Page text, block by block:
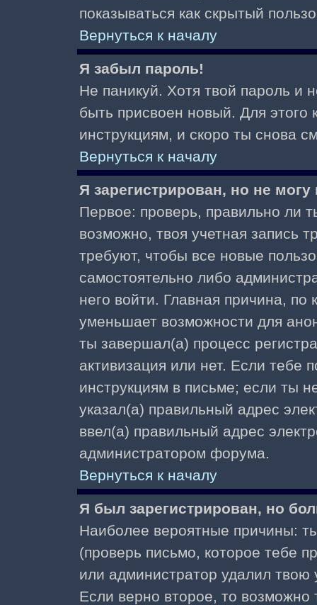
показываться как скрытый
Вернуться к началу
Я забыл пароль!
Не паникуй. Хотя твой пароль и
быть присвоен новый. Для этого
инструкциям, и скоро ты снова
Вернуться к началу
Я зарегистрирован, но не могу
Первое: проверь, правильно ли
возможно, твоя учетная запись
требуют, чтобы все новые
самостоятельно либо
него войти. Главная причина,
уменьшает возможности для
ты завершал(а) процесс
активизация или нет. Если тебе
инструкциям в письме; если ты
указал(а) правильный адрес
ввел(а) правильный адрес
администратором форума.
Вернуться к началу
Я был зарегистрирован, но
Наиболее вероятные причины:
(проверь письмо, которое тебе
или администратор удалил твою
Если верно второе, то